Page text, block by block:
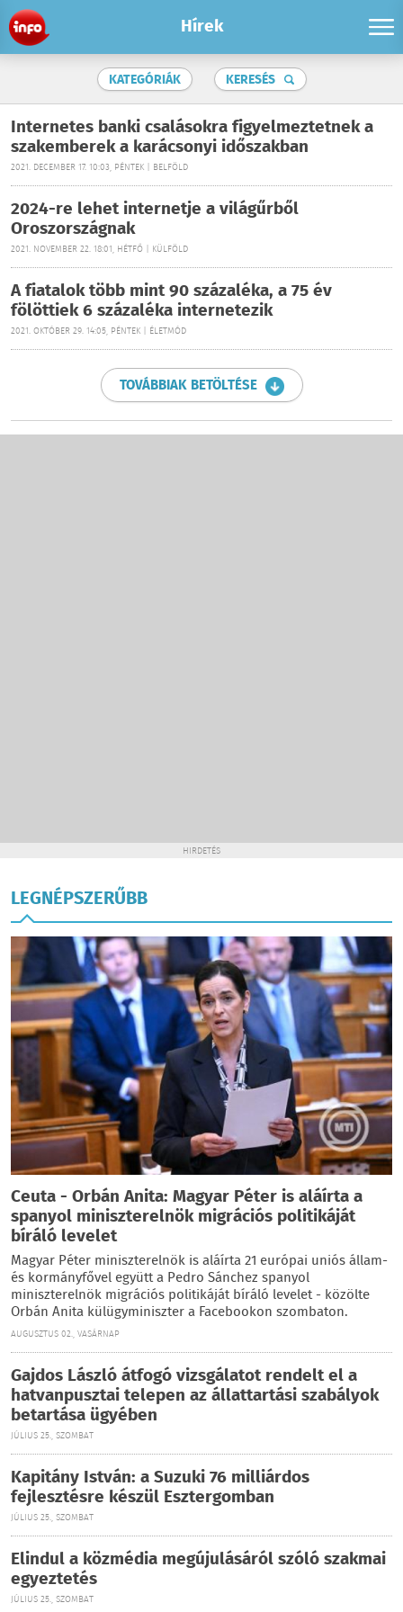
Hírek
KATEGÓRIÁK KERESÉS
Internetes banki csalásokra figyelmeztetnek a
szakemberek a karácsonyi időszakban
2021. DECEMBER 17. 10:03, PÉNTEK | BELFÖLD
2024-re lehet internetje a világűrből
Oroszországnak
2021. NOVEMBER 22. 18:01, HÉTFŐ | KÜLFÖLD
A fiatalok több mint 90 százaléka, a 75 év
fölöttiek 6 százaléka internetezik
2021. OKTÓBER 29. 14:05, PÉNTEK | ÉLETMÓD
TOVÁBBIAK BETÖLTÉSE
HIRDETÉS
LEGNÉPSZERŰBB
Ceuta - Orbán Anita: Magyar Péter is aláírta a
spanyol miniszterelnök migrációs politikáját
bíráló levelet
Magyar Péter miniszterelnök is aláírta 21 európai uniós állam-
és kormányfővel együtt a Pedro Sánchez spanyol
miniszterelnök migrációs politikáját bíráló levelet - közölte
Orbán Anita külügyminiszter a Facebookon szombaton.
AUGUSZTUS 02., VASÁRNAP
Gajdos László átfogó vizsgálatot rendelt el a
hatvanpusztai telepen az állattartási szabályok
betartása ügyében
JÚLIUS 25., SZOMBAT
Kapitány István: a Suzuki 76 milliárdos
fejlesztésre készül Esztergomban
JÚLIUS 25., SZOMBAT
Elindul a közmédia megújulásáról szóló szakmai
egyeztetés
JÚLIUS 25., SZOMBAT